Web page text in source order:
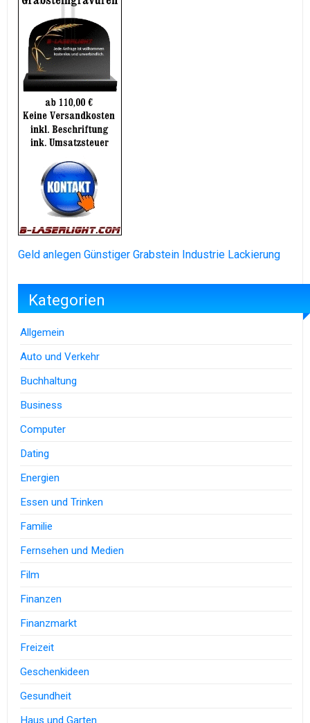
Geld anlegen Günstiger Grabstein Industrie Lackierung
Kategorien
Allgemein
Auto und Verkehr
Buchhaltung
Business
Computer
Dating
Energien
Essen und Trinken
Familie
Fernsehen und Medien
Film
Finanzen
Finanzmarkt
Freizeit
Geschenkideen
Gesundheit
Haus und Garten